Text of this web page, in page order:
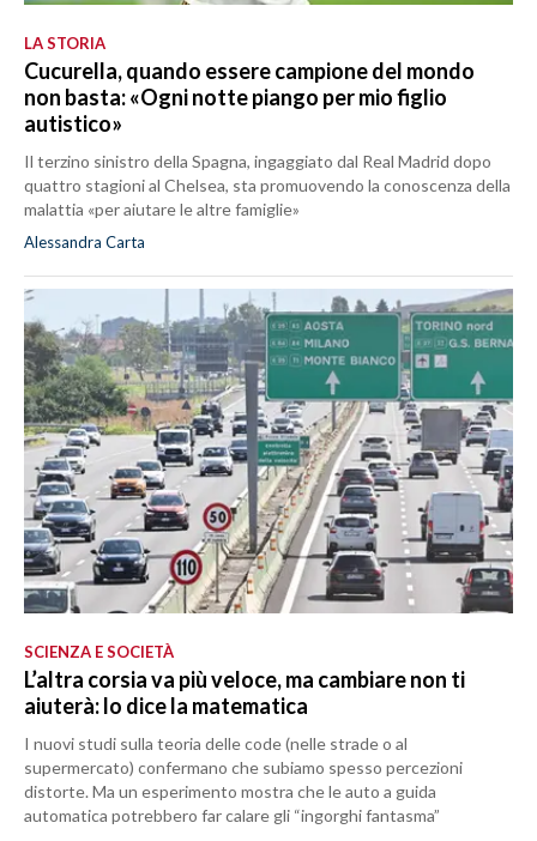
LA STORIA
Cucurella, quando essere campione del mondo
non basta: «Ogni notte piango per mio figlio
autistico»
Il terzino sinistro della Spagna, ingaggiato dal Real Madrid dopo
quattro stagioni al Chelsea, sta promuovendo la conoscenza della
malattia «per aiutare le altre famiglie»
Alessandra Carta
SCIENZA E SOCIETÀ
L’altra corsia va più veloce, ma cambiare non ti
aiuterà: lo dice la matematica
I nuovi studi sulla teoria delle code (nelle strade o al
supermercato) confermano che subiamo spesso percezioni
distorte. Ma un esperimento mostra che le auto a guida
automatica potrebbero far calare gli “ingorghi fantasma”